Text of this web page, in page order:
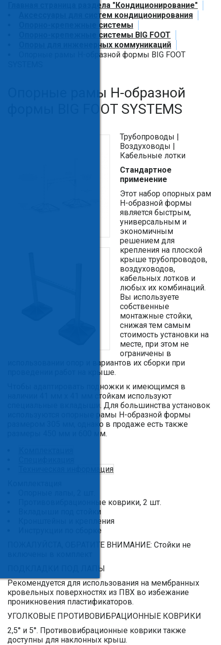
Главная страница раздела "Кондиционирование"
Аксессуары для систем кондиционирования
Опорно-крепежные системы
Опорно-крепежные системы BIG FOOT
Опоры для инженерных коммуникаций
Опорные рамы H-образной формы BIG FOOT
Опорные рамы H-образной
формы BIG FOOT SYSTEMS
Трубопроводы |
Воздуховоды |
Кабельные лотки
Стандартное
применение
Этот набор опорных рам
H-образной формы
является быстрым,
универсальным и
экономичным
решением для
крепления на плоской
крыше трубопроводов,
воздуховодов,
кабельных лотков и
любых их комбинаций.
Вы используете
собственные
монтажные стойки,
снижая тем самым
стоимость установки на
месте, при этом не
ограничены в
использовании опор и вариантов их сборки при
проведении работ на крыше.
Чтобы адаптировать подножки к имеющимся в
наличии 41 мм х 41 мм стойкам используют
специальные вкладыши. Для большинства установок
используются опорные рамы Н-образной формы
размером 305 мм, однако в продаже есть также
размеры 450 мм и 600 мм.
Техническая информация
Противовибрационные коврики, 2 шт.
Вкладыши под стойки
Кронштейны и крепления
Инструкции по сборке
ПОЖАЛУЙСТА, ОБРАТИТЕ ВНИМАНИЕ: Стойки не
ПОДКЛАДКИ ПОД ЛАПЫ
Рекомендуется для использования на мембранных
кровельных поверхностях из ПВХ во избежание
проникновения пластификаторов.
УГОЛКОВЫЕ ПРОТИВОВИБРАЦИОННЫЕ КОВРИКИ
2,5° и 5°. Противовибрационные коврики также
доступны для наклонных крыш.